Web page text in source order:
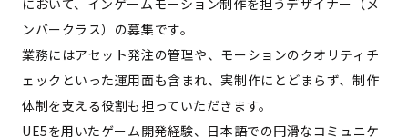
において、インゲームモーション制作を担うデザイナー（メ
ンバークラス）の募集です。
業務にはアセット発注の管理や、モーションのクオリティチ
ェックといった運用面も含まれ、実制作にとどまらず、制作
体制を支える役割も担っていただきます。
UE5を用いたゲーム開発経験、日本語での円滑なコミュニケ